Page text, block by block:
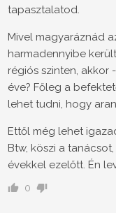
tapasztalatod.
Mivel magyaráznád
harmadennyibe
régiós szinten, akkor
éve? Főleg a
lehet tudni, hogy
Ettől még lehet
Btw, köszi a
évekkel ezelőtt. Én
0